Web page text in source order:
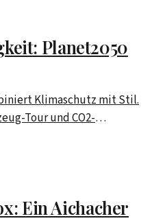
Planet2050
Klimaschutz mit Stil.
Tour und CO2-
Ein Aichacher